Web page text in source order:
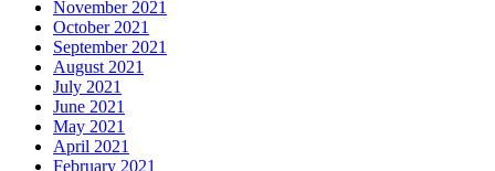
November 2021
October 2021
September 2021
August 2021
July 2021
June 2021
May 2021
April 2021
February 2021